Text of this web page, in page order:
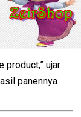
product,” ujar
panennya